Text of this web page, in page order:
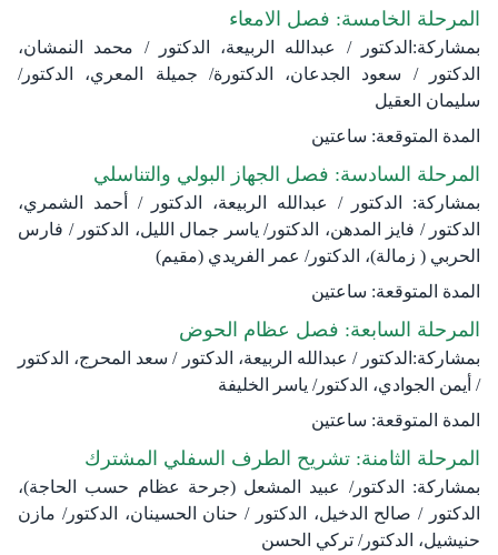
المرحلة الخامسة: فصل الامعاء
بمشاركة:الدكتور / عبدالله الربيعة، الدكتور / محمد النمشان،
الدكتور / سعود الجدعان، الدكتورة/ جميلة المعري، الدكتور/
سليمان العقيل
المدة المتوقعة: ساعتين
المرحلة السادسة: فصل الجهاز البولي والتناسلي
بمشاركة: الدكتور / عبدالله الربيعة، الدكتور / أحمد الشمري،
الدكتور / فايز المدهن، الدكتور/ ياسر جمال الليل، الدكتور / فارس
الحربي ( زمالة)، الدكتور/ عمر الفريدي (مقيم)
المدة المتوقعة: ساعتين
المرحلة السابعة: فصل عظام الحوض
بمشاركة:الدكتور / عبدالله الربيعة، الدكتور / سعد المحرج، الدكتور
/ أيمن الجوادي، الدكتور/ ياسر الخليفة
المدة المتوقعة: ساعتين
المرحلة الثامنة: تشريح الطرف السفلي المشترك
بمشاركة: الدكتور/ عبيد المشعل (جرحة عظام حسب الحاجة)،
الدكتور / صالح الدخيل، الدكتور / حنان الحسينان، الدكتور/ مازن
حنيشيل، الدكتور/ تركي الحسن